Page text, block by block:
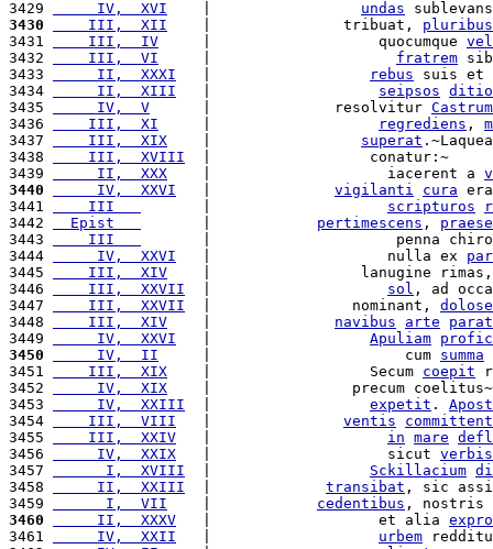
3429
     IV,  XVI
undas
3430
    III,  XII
    |               tribuat,
pluribus
3431
    III,  IV
     |                   quocumque
3432
    III,  VI
fratrem
3433
     II,  XXXI
rebus suis et
3434
     II,  XIII
seipsos
3435
     IV,  V
      |              resolvitur
Castrum
3436
    III,  XI
regrediens ,
3437
    III,  XIX
superat
3438
    III,  XVIII
|                  conatur:~
3439
     II,  XXX
    |                    iacerent a
3440
     IV,  XXVI
vigilanti cura
3441
    III
scripturos
3442
  Epist
pertimescens ,
3443
    III
|                     penna
3444
     IV,  XXVI
   |                    nulla ex
3445
    III,  XIV
|                 lanugine
3446
    III,  XXVII
sol , ad
3447
    III,  XXVII
  |                nominant,
dolose
3448
    III,  XIV
navibus arte
3449
     IV,  XXVI
Apuliam
3450
     IV,  II
     |                      cum
summa
3451
    III,  XIX
    |                  Secum
coepit
3452
     IV,  XIX
|                precum
3453
     IV,  XXIII
expetit .
3454
    III,  VIII
ventis
3455
    III,  XXIV
in mare
3456
     IV,  XXIX
   |                    sicut
verbis
3457
      I,  XVIII
Sckillacium
3458
     II,  XXIII
transibat , sic
3459
      I,  VII
cedentibus , nostris
3460
     II,  XXXV
   |                   et alia
3461
     IV,  XXII
urbem